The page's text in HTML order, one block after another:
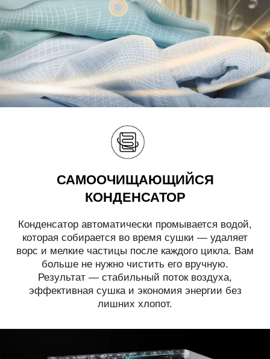
САМООЧИЩАЮЩИЙСЯ
КОНДЕНСАТОР
Конденсатор автоматически промывается водой,
которая собирается во время сушки — удаляет
ворс и мелкие частицы после каждого цикла. Вам
больше не нужно чистить его вручную.
Результат — стабильный поток воздуха,
эффективная сушка и экономия энергии без
лишних хлопот.